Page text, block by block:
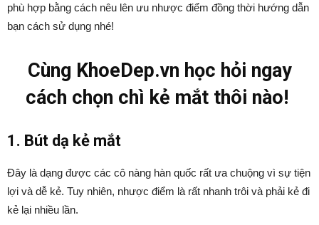
phù hợp bằng cách nêu lên ưu nhược điểm đồng thời hướng dẫn
bạn cách sử dụng nhé!
Cùng KhoeDep.vn học hỏi ngay
cách chọn chì kẻ mắt thôi nào!
1. Bút dạ kẻ mắt
Đây là dạng được các cô nàng hàn quốc rất ưa chuộng vì sự tiện
lợi và dễ kẻ. Tuy nhiên, nhược điểm là rất nhanh trôi và phải kẻ đi
kẻ lại nhiều lần.